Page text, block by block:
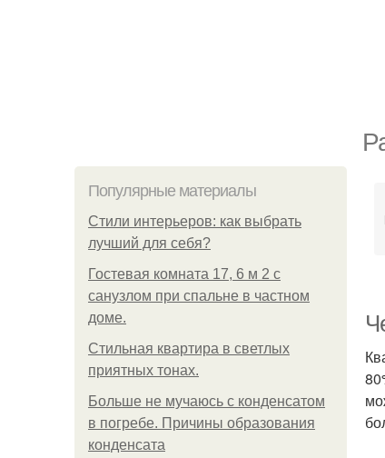
Популярные материалы
Стили интерьеров: как выбрать
лучший для себя?
Гостевая комната 17, 6 м 2 с
санузлом при спальне в частном
доме.
Стильная квартира в светлых
приятных тонах.
Больше не мучаюсь с конденсатом
в погребе. Причины образования
конденсата